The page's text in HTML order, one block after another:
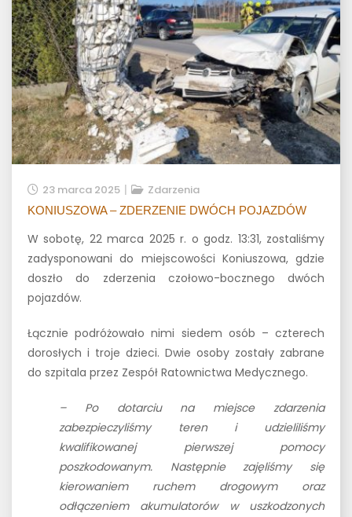
23 marca 2025 Zdarzenia
KONIUSZOWA – ZDERZENIE DWÓCH POJAZDÓW
W sobotę, 22 marca 2025 r. o godz. 13:31, zostaliśmy
zadysponowani do miejscowości Koniuszowa, gdzie
doszło do zderzenia czołowo-bocznego dwóch
pojazdów.
Łącznie podróżowało nimi siedem osób – czterech
dorosłych i troje dzieci. Dwie osoby zostały zabrane
do szpitala przez Zespół Ratownictwa Medycznego.
– Po dotarciu na miejsce zdarzenia
zabezpieczyliśmy teren i udzieliliśmy
kwalifikowanej pierwszej pomocy
poszkodowanym. Następnie zajęliśmy się
kierowaniem ruchem drogowym oraz
odłączeniem akumulatorów w uszkodzonych